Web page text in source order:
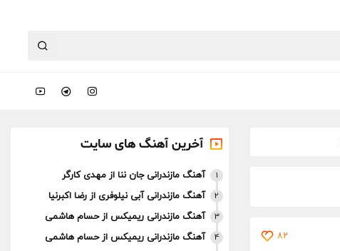
82
آخرین آهنگ های سایت
1 آهنگ مازندرانی جان ننا از مهدی کارگر
2 آهنگ مازندرانی آبی نیلوفری از رضا اکبرنیا
3 آهنگ مازندرانی ریمیکس از حسام هاشمی
4 آهنگ مازندرانی ریمیکس از حسام هاشمی